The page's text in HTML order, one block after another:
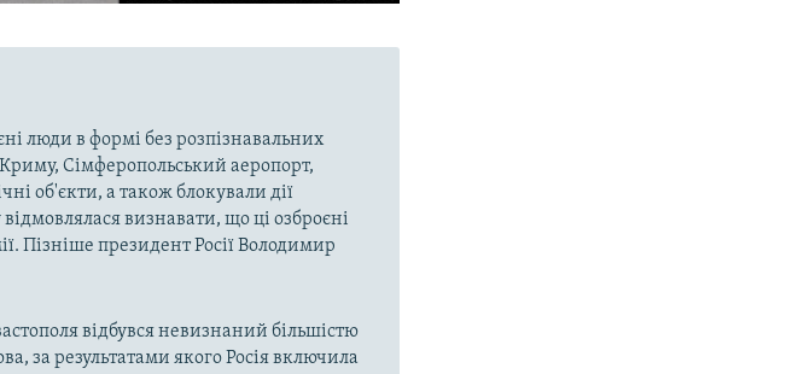
люди в формі без розпізнавальних
Сімферопольський аеропорт,
об'єкти, а також блокували дії
визнавати, що ці озброєні
Пізніше президент Росії Володимир
відбувся невизнаний більшістю
за результатами якого Росія включила